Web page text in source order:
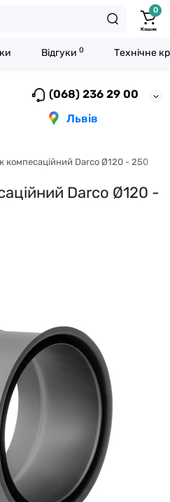
(068) 236 29 00
Львів
0
Кошик
компесаційний Darco Ø120 - 250
Darco Ø120 -
Відгуки 0 Технічне